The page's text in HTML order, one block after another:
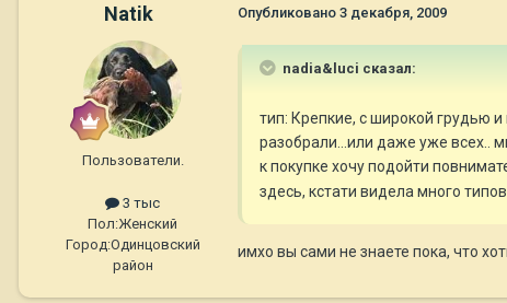
Natik
Пользователи.
3 тыс
Пол:Женский
Город:Одинцовский
район
Опубликовано 3 декабря, 2009
nadia&luci сказал:
тип: Крепкие, с широкой грудью
разобрали...или даже уже всех..
к покупке хочу подойти
здесь, кстати видела много
имхо вы сами не знаете пока, что